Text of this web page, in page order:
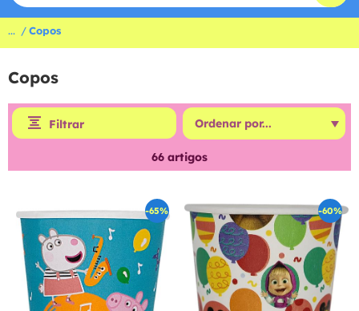
... Copos
Copos
Filtrar
66 artigos
-65% -60%